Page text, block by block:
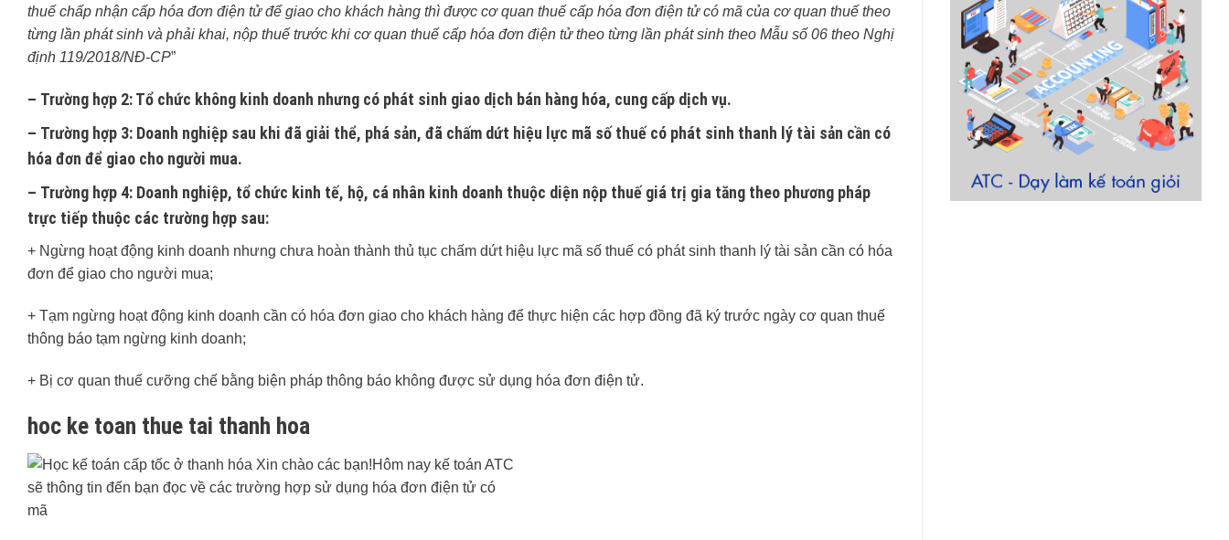
thuế chấp nhận cấp hóa đơn điện tử để giao cho khách hàng thì được cơ quan thuế cấp hóa đơn điện tử có mã của cơ quan thuế theo
từng lần phát sinh và phải khai, nộp thuế trước khi cơ quan thuế cấp hóa đơn điện tử theo từng lần phát sinh theo Mẫu số 06 theo Nghị
định 119/2018/NĐ-CP”
– Trường hợp 2: Tổ chức không kinh doanh nhưng có phát sinh giao dịch bán hàng hóa, cung cấp dịch vụ.
– Trường hợp 3: Doanh nghiệp sau khi đã giải thể, phá sản, đã chấm dứt hiệu lực mã số thuế có phát sinh thanh lý tài sản cần có
hóa đơn để giao cho người mua.
– Trường hợp 4: Doanh nghiệp, tổ chức kinh tế, hộ, cá nhân kinh doanh thuộc diện nộp thuế giá trị gia tăng theo phương pháp
trực tiếp thuộc các trường hợp sau:
+ Ngừng hoạt động kinh doanh nhưng chưa hoàn thành thủ tục chấm dứt hiệu lực mã số thuế có phát sinh thanh lý tài sản cần có hóa
đơn để giao cho người mua;
+ Tạm ngừng hoạt động kinh doanh cần có hóa đơn giao cho khách hàng để thực hiện các hợp đồng đã ký trước ngày cơ quan thuế
thông báo tạm ngừng kinh doanh;
+ Bị cơ quan thuế cưỡng chế bằng biện pháp thông báo không được sử dụng hóa đơn điện tử.
hoc ke toan thue tai thanh hoa